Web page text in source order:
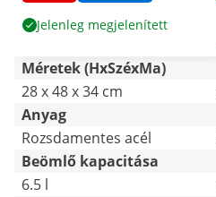
Jelenleg megjelenített
Méretek (HxSzéxMa)
28 x 48 x 34 cm
Anyag
Rozsdamentes acél
Beömlő kapacitása
6.5 l